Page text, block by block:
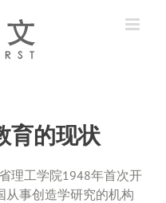
育的现状
理工学院1948年首次开
从事创造学研究的机构